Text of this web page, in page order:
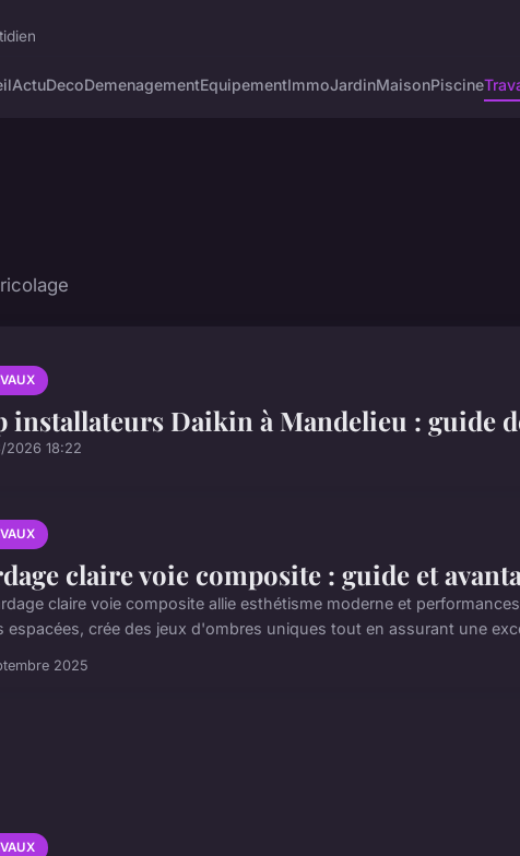
ActuDecoDemenagementEquipementImmoJardinMaisonPiscine
installateurs Daikin à Mandelieu : guide
2026 18:22
claire voie composite : guide et
claire voie composite allie esthétisme moderne et
espacées, crée des jeux d'ombres uniques tout en assurant une
2025